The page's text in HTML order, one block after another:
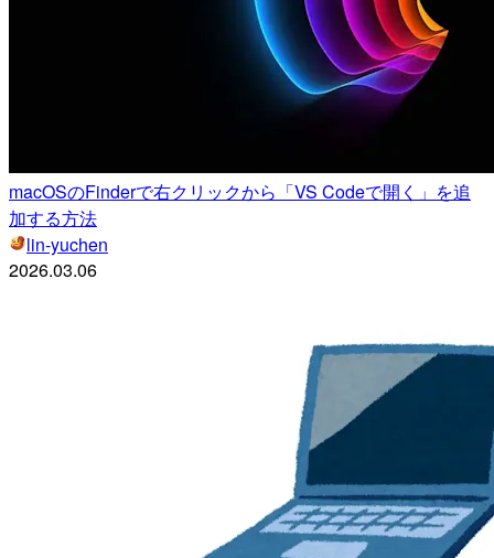
macOSのFinderで右クリックから「VS Codeで開く」を追
加する方法
lin-yuchen
2026.03.06